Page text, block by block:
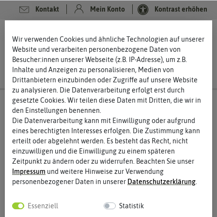
Kontakt Mein Konto Kontrast erhöhen
Wir verwenden Cookies und ähnliche Technologien auf unserer
Website und verarbeiten personenbezogene Daten von
Besucher:innen unserer Webseite (z.B. IP-Adresse), um z.B.
Inhalte und Anzeigen zu personalisieren, Medien von
Drittanbietern einzubinden oder Zugriffe auf unsere Website
zu analysieren. Die Datenverarbeitung erfolgt erst durch
gesetzte Cookies. Wir teilen diese Daten mit Dritten, die wir in
den Einstellungen benennen.
Die Datenverarbeitung kann mit Einwilligung oder aufgrund
eines berechtigten Interesses erfolgen. Die Zustimmung kann
erteilt oder abgelehnt werden. Es besteht das Recht, nicht
einzuwilligen und die Einwilligung zu einem späteren
Zeitpunkt zu ändern oder zu widerrufen. Beachten Sie unser
Impressum und weitere Hinweise zur Verwendung
personenbezogener Daten in unserer Daten­schutz­erklärung
Essenziell Statistik